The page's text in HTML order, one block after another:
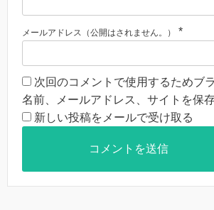
メールアドレス（公開はされません。） *
次回のコメントで使用するためブ
名前、メールアドレス、サイトを保存
新しい投稿をメールで受け取る